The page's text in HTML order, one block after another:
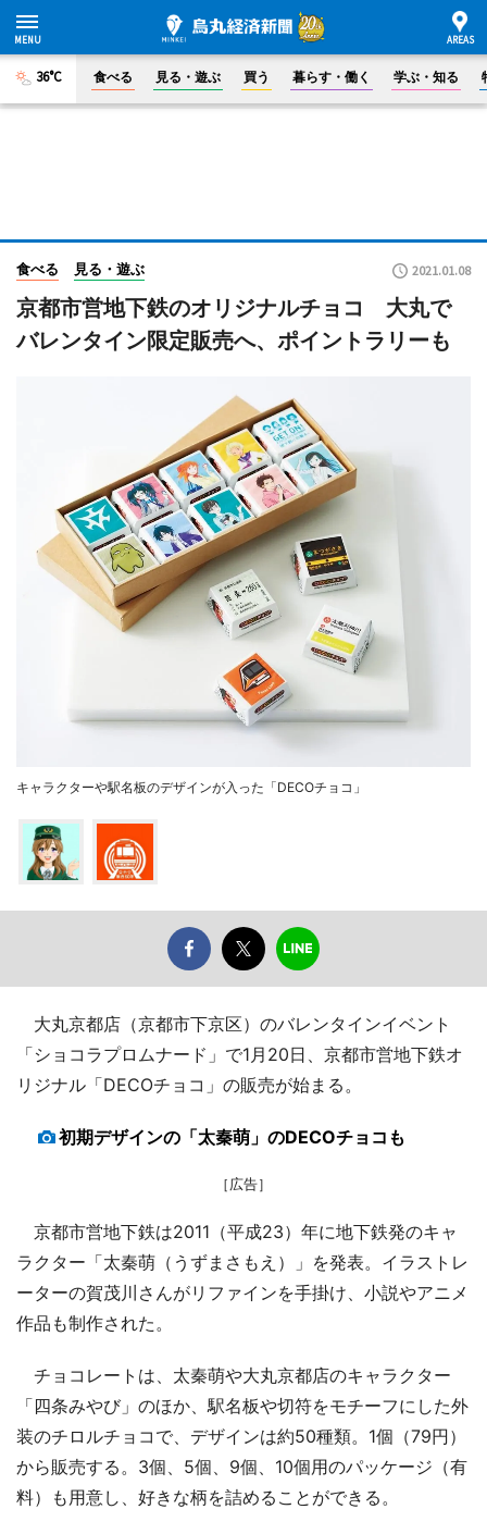
36°C 食べる 見る・遊ぶ 買う 暮らす・働く 学ぶ・知る
食べる 見る・遊ぶ 2021.01.08
京都市営地下鉄のオリジナルチョコ 大丸で
バレンタイン限定販売へ、ポイントラリーも
キャラクターや駅名板のデザインが入った「DECOチョコ」
大丸京都店（京都市下京区）のバレンタインイベント
「ショコラプロムナード」で1月20日、京都市営地下鉄オ
リジナル「DECOチョコ」の販売が始まる。
初期デザインの「太秦萌」のDECOチョコも
［広告］
京都市営地下鉄は2011（平成23）年に地下鉄発のキャ
ラクター「太秦萌（うずまさもえ）」を発表。イラストレ
ーターの賀茂川さんがリファインを手掛け、小説やアニメ
作品も制作された。
チョコレートは、太秦萌や大丸京都店のキャラクター
「四条みやび」のほか、駅名板や切符をモチーフにした外
装のチロルチョコで、デザインは約50種類。1個（79円）
から販売する。3個、5個、9個、10個用のパッケージ（有
料）も用意し、好きな柄を詰めることができる。